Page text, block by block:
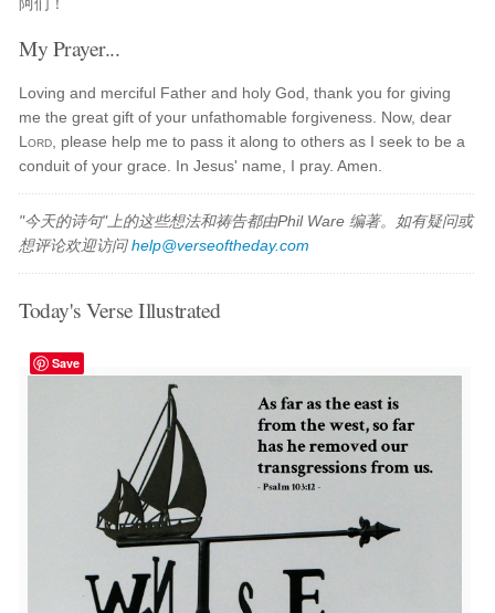
My Prayer...
Loving and merciful Father and holy God, thank you for giving
me the great gift of your unfathomable forgiveness. Now, dear
Lord , please help me to pass it along to others as I seek to be a
conduit of your grace. In Jesus' name, I pray. Amen.
"今天的诗句"上的这些想法和祷告都由Phil Ware 编著。如有疑问或
想评论欢迎访问help@verseoftheday.com
Today's Verse Illustrated
Save